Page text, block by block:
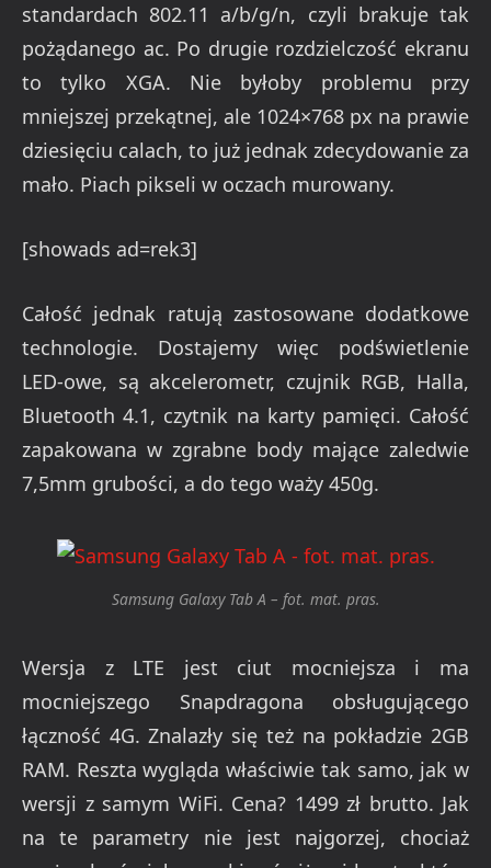
standardach 802.11 a/b/g/n, czyli brakuje tak
pożądanego ac. Po drugie rozdzielczość ekranu
to tylko XGA. Nie byłoby problemu przy
mniejszej przekątnej, ale 1024×768 px na prawie
dziesięciu calach, to już jednak zdecydowanie za
mało. Piach pikseli w oczach murowany.
[showads ad=rek3]
Całość jednak ratują zastosowane dodatkowe
technologie. Dostajemy więc podświetlenie
LED-owe, są akcelerometr, czujnik RGB, Halla,
Bluetooth 4.1, czytnik na karty pamięci. Całość
zapakowana w zgrabne body mające zaledwie
7,5mm grubości, a do tego waży 450g.
Samsung Galaxy Tab A – fot. mat. pras.
Wersja z LTE jest ciut mocniejsza i ma
mocniejszego Snapdragona obsługującego
łączność 4G. Znalazły się też na pokładzie 2GB
RAM. Reszta wygląda właściwie tak samo, jak w
wersji z samym WiFi. Cena? 1499 zł brutto. Jak
na te parametry nie jest najgorzej, chociaż